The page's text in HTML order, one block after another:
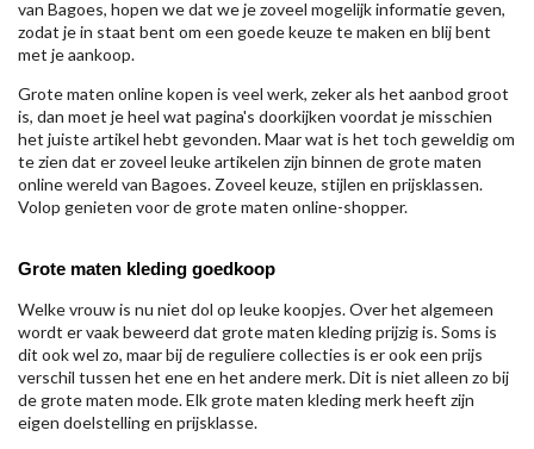
van Bagoes, hopen we dat we je zoveel mogelijk informatie geven,
zodat je in staat bent om een goede keuze te maken en blij bent
met je aankoop.
Grote maten online kopen is veel werk, zeker als het aanbod groot
is, dan moet je heel wat pagina's doorkijken voordat je misschien
het juiste artikel hebt gevonden. Maar wat is het toch geweldig om
te zien dat er zoveel leuke artikelen zijn binnen de grote maten
online wereld van Bagoes. Zoveel keuze, stijlen en prijsklassen.
Volop genieten voor de grote maten online-shopper.
Grote maten kleding goedkoop
Welke vrouw is nu niet dol op leuke koopjes. Over het algemeen
wordt er vaak beweerd dat grote maten kleding prijzig is. Soms is
dit ook wel zo, maar bij de reguliere collecties is er ook een prijs
verschil tussen het ene en het andere merk. Dit is niet alleen zo bij
de grote maten mode. Elk grote maten kleding merk heeft zijn
eigen doelstelling en prijsklasse.